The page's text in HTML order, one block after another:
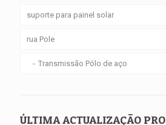
suporte para painel solar
rua Pole
Transmissão Pólo de aço
ÚLTIMA ACTUALIZAÇÃO PRO